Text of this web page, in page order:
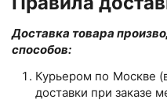
Доставка товара
способов:
Курьером по Москве
доставки при заказе